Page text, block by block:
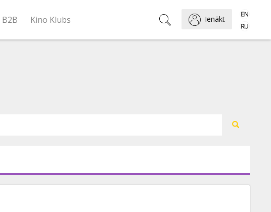
B2B Kino Klubs Ienākt